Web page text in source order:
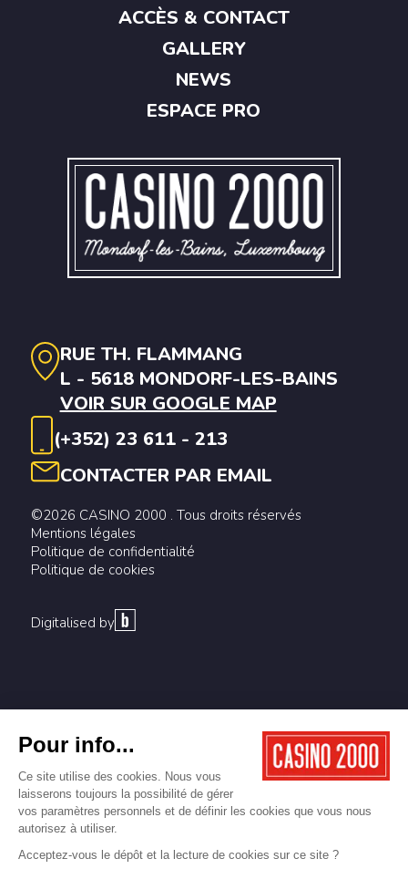
RUE TH. FLAMMANG
L - 5618 MONDORF-LES-BAINS
VOIR SUR GOOGLE MAP
(+352) 23 611 - 213
CONTACTER PAR EMAIL
©2026 CASINO 2000 . Tous droits réservés
Mentions légales
Politique de confidentialité
Politique de cookies
Digitalised by
ACCÈS & CONTACT
GALLERY
NEWS
ESPACE PRO